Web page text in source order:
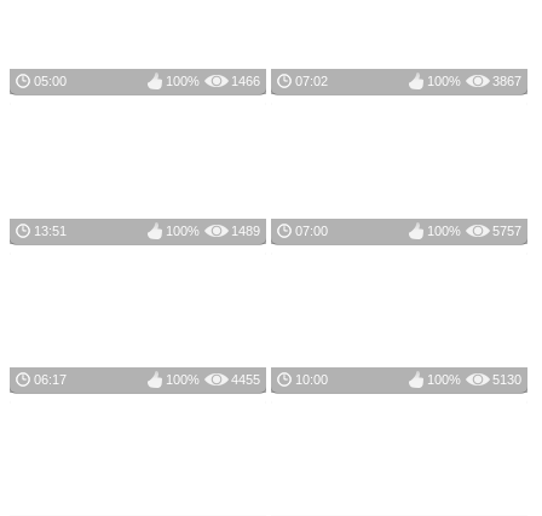
05:00 1466
100% 07:02 3867
100%
13:51 1489
100% 07:00 5757
100%
06:17 4455
100% 10:00 5130
100%